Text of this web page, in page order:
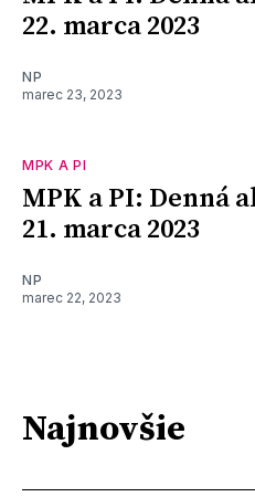
22. marca 2023
NP
marec 23, 2023
MPK A PI
MPK a PI: Denná
21. marca 2023
NP
marec 22, 2023
Najnovšie